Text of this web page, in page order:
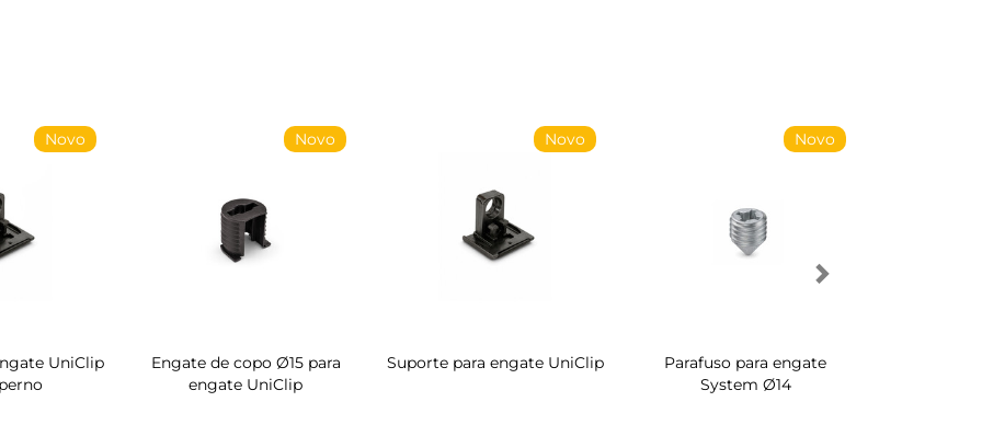
Novo
UniClip
Novo
Engate de copo Ø15 para
engate UniClip
Novo
Suporte para engate UniClip
Novo
Parafuso para engate
System Ø14